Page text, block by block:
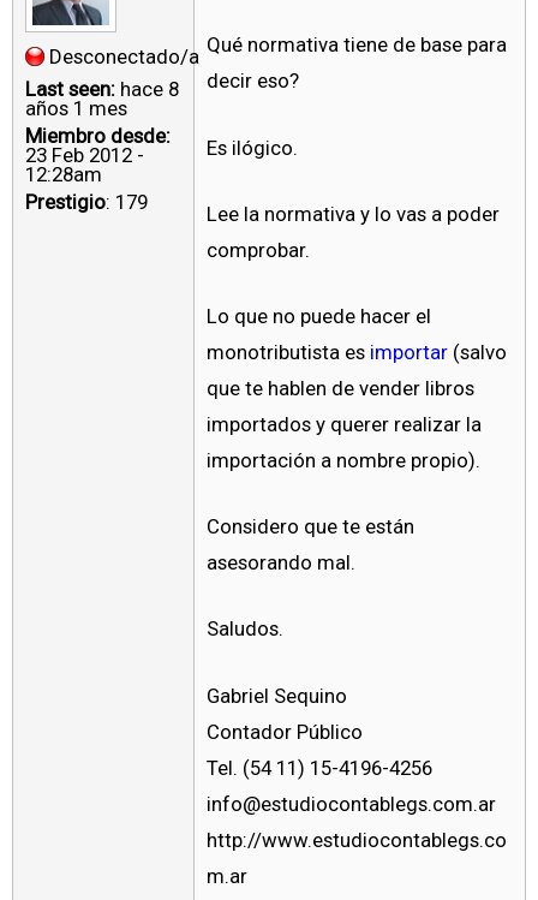
Desconectado/a
Last seen: hace 8
años 1 mes
Miembro desde:
23 Feb 2012 -
12:28am
Prestigio: 179
Qué normativa tiene de base para
decir eso?
Es ilógico.
Lee la normativa y lo vas a poder
comprobar.
Lo que no puede hacer el
monotributista es importar (salvo
que te hablen de vender libros
importados y querer realizar la
importación a nombre propio).
Considero que te están
asesorando mal.
Saludos.
Gabriel Sequino
Contador Público
Tel. (54 11) 15-4196-4256
info@estudiocontablegs.com.ar
http://www.estudiocontablegs.co
m.ar